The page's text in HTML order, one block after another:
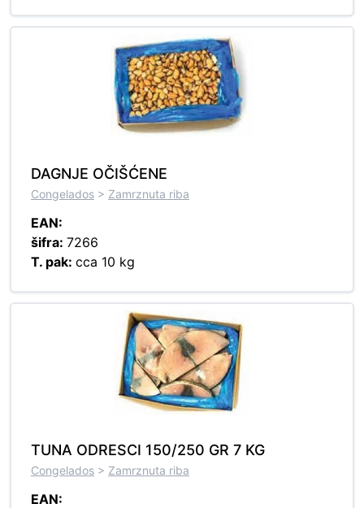
DAGNJE OČIŠĆENE
Congelados > Zamrznuta riba
EAN:
šifra: 7266
T. pak: cca 10 kg
TUNA ODRESCI 150/250 GR 7 KG
Congelados > Zamrznuta riba
EAN: